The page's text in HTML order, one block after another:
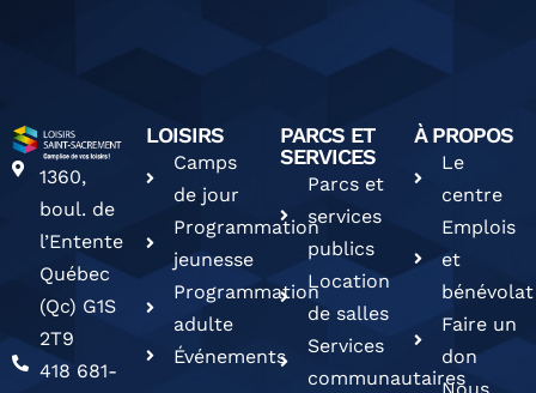
1360,
boul. de
l’Entente
Québec
(Qc) G1S
2T9
418 681-
LOISIRS
Camps
de jour
Programmation
jeunesse
Programmation
adulte
Événements
PARCS ET
SERVICES
Parcs et
services
publics
Location
de salles
Services
communautaires
À PROPOS
Le
centre
Emplois
et
bénévolat
Faire un
don
Nous